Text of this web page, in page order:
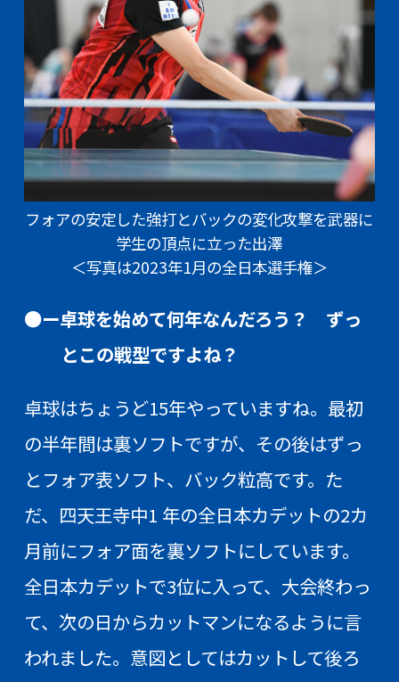
フォアの安定した強打とバックの変化攻撃を武器に
学生の頂点に立った出澤
＜写真は2023年1月の全日本選手権＞
●ー卓球を始めて何年なんだろう？ ずっ
とこの戦型ですよね？
卓球はちょうど15年やっていますね。最初
の半年間は裏ソフトですが、その後はずっ
とフォア表ソフト、バック粒高です。た
だ、四天王寺中1 年の全日本カデットの2カ
月前にフォア面を裏ソフトにしています。
全日本カデットで3位に入って、大会終わっ
て、次の日からカットマンになるように言
われました。意図としてはカットして後ろ